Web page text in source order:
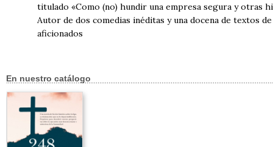
titulado «Como (no) hundir una empresa segura y otras
Autor de dos comedias inéditas y una docena de textos
aficionados
En nuestro catálogo